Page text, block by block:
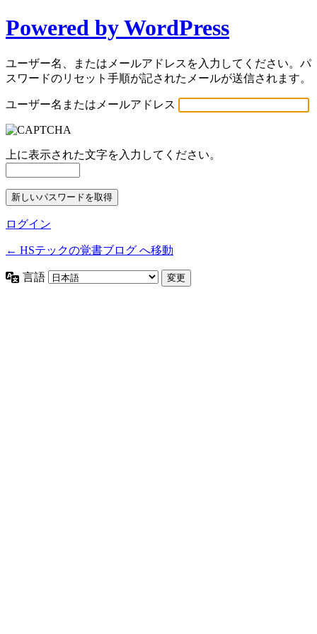
Powered by WordPress
ユーザー名、またはメールアドレスを入力してください。パ
スワードのリセット手順が記されたメールが送信されます。
ユーザー名またはメールアドレス
上に表示された文字を入力してください。
ログイン
← HSテックの覚書ブログ へ移動
言語